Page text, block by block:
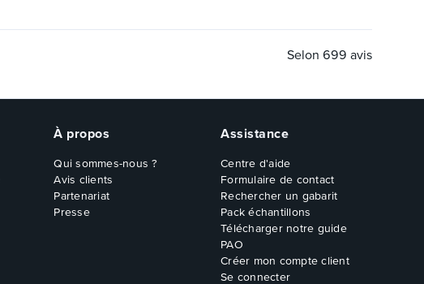
Selon 699 avis
À propos
Qui sommes-nous ?
Avis clients
Partenariat
Presse
Assistance
Centre d'aide
Formulaire de contact
Rechercher un gabarit
Pack échantillons
Télécharger notre guide
PAO
Créer mon compte client
Se connecter